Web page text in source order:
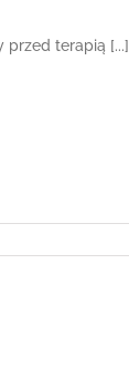
przed terapią [...]